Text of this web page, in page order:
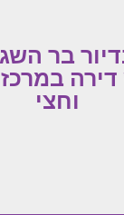
בר
במרכז
וחצי